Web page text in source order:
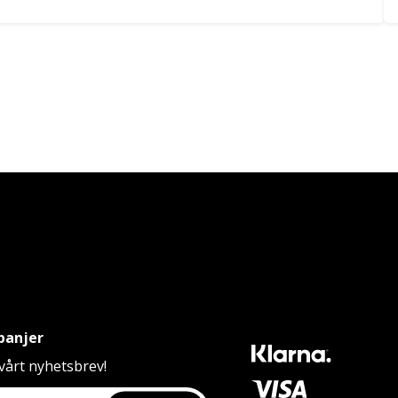
nyhetsbrev!